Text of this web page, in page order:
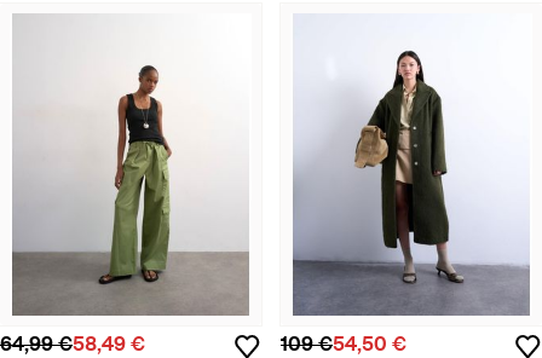
64,99 €58,49 € 109 €54,50 €